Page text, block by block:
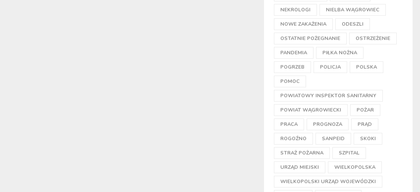
NEKROLOGI NIELBA WĄGROWIEC
NOWE ZAKAŻENIA ODESZLI
OSTATNIE POŻEGNANIE OSTRZEŻENIE
PANDEMIA PIŁKA NOŻNA
POGRZEB POLICJA POLSKA
POMOC
POWIATOWY INSPEKTOR SANITARNY
POWIAT WĄGROWIECKI POŻAR
PRACA PROGNOZA PRĄD
ROGOŹNO SANPEID SKOKI
STRAŻ POŻARNA SZPITAL
URZĄD MIEJSKI WIELKOPOLSKA
WIELKOPOLSKI URZĄD WOJEWÓDZKI